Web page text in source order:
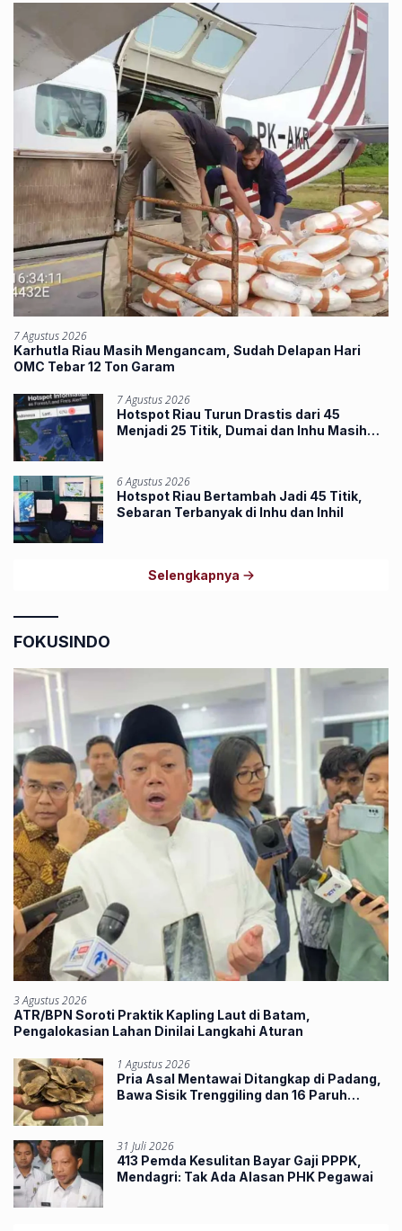
7 Agustus 2026
Karhutla Riau Masih Mengancam, Sudah Delapan Hari
OMC Tebar 12 Ton Garam
7 Agustus 2026
Hotspot Riau Turun Drastis dari 45
Menjadi 25 Titik, Dumai dan Inhu Masih
6 Agustus 2026
Hotspot Riau Bertambah Jadi 45 Titik,
Sebaran Terbanyak di Inhu dan Inhil
Selengkapnya
FOKUSINDO
3 Agustus 2026
ATR/BPN Soroti Praktik Kapling Laut di Batam,
Pengalokasian Lahan Dinilai Langkahi Aturan
1 Agustus 2026
Pria Asal Mentawai Ditangkap di Padang,
Bawa Sisik Trenggiling dan 16 Paruh
31 Juli 2026
413 Pemda Kesulitan Bayar Gaji PPPK,
Mendagri: Tak Ada Alasan PHK Pegawai